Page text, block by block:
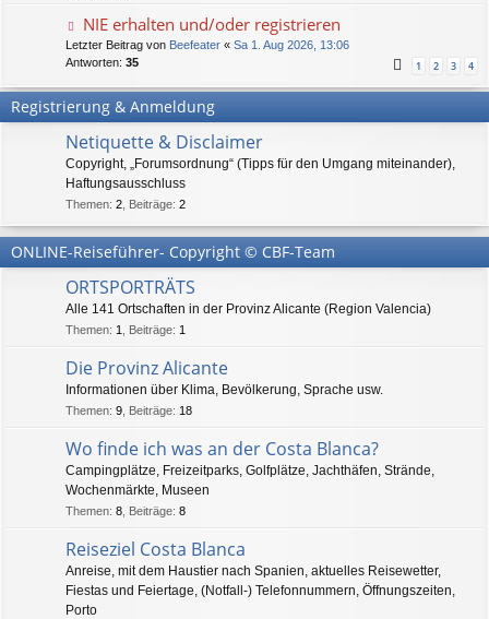
NIE erhalten und/oder registrieren
Letzter Beitrag von Beefeater « Sa 1. Aug 2026, 13:06
Antworten: 35 1 2 3 4
Registrierung & Anmeldung
Netiquette & Disclaimer
Copyright, „Forumsordnung“ (Tipps für den Umgang miteinander),
Haftungsausschluss
Themen: 2 Beiträge: 2
ONLINE-Reiseführer- Copyright © CBF-Team
ORTSPORTRÄTS
Alle 141 Ortschaften in der Provinz Alicante (Region Valencia)
Themen: 1 Beiträge: 1
Die Provinz Alicante
Informationen über Klima, Bevölkerung, Sprache usw.
Themen: 9 Beiträge: 18
Wo finde ich was an der Costa Blanca?
Campingplätze, Freizeitparks, Golfplätze, Jachthäfen, Strände,
Wochenmärkte, Museen
Themen: 8 Beiträge: 8
Reiseziel Costa Blanca
Anreise, mit dem Haustier nach Spanien, aktuelles Reisewetter,
Fiestas und Feiertage, (Notfall-) Telefonnummern, Öffnungszeiten,
Porto